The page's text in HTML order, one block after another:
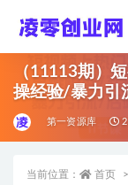
（11113期）
操经验/暴力引
第一资源库
当前位置： 首页